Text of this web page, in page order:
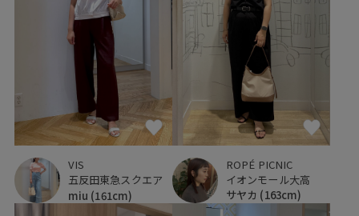
VIS
五反田東急スクエア
miu (161cm)
ROPÉ PICNIC
イオンモール大高
サヤカ (163cm)